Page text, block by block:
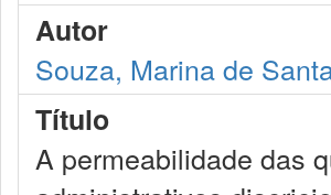
Autor
Souza, Marina de
Título
A permeabilidade das